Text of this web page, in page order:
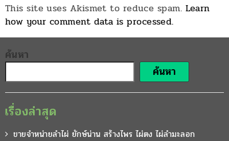
This site uses Akismet to reduce spam. Learn
how your comment data is processed.
ค้นหา
ค้นหา
เรื่องล่าสุด
ขายจำหน่ายลำไผ่ ยักษ์น่าน สร้างไพร ไผ่ตง ไผ่ลำมะลอก